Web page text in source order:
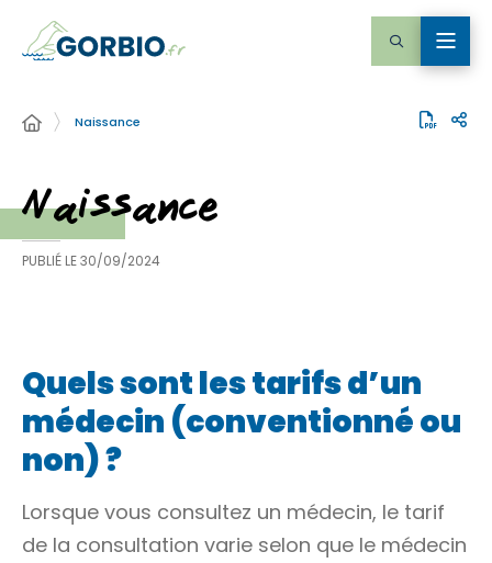
Naissance
Naissance
PUBLIÉ LE30/09/2024
Quels sont les tarifs d’un
médecin (conventionné ou
non) ?
Lorsque vous consultez un médecin, le tarif
de la consultation varie selon que le médecin